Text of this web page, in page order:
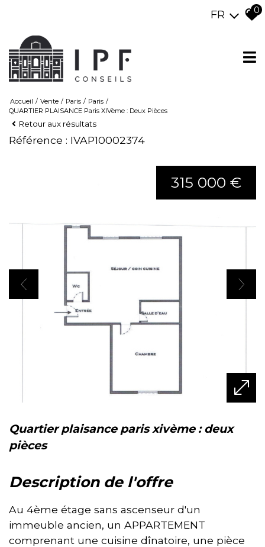
FR 0
Accueil Vente Paris
Paris
QUARTIER PLAISANCE Paris XIVème : Deux Pièces
Retour aux résultats
Référence : IVAP10002374
315 000 €
quartier plaisance paris xivème : deux
pièces
description de l'offre
Au 4ème étage sans ascenseur d'un
immeuble ancien, un APPARTEMENT
comprenant une cuisine dînatoire, une pièce